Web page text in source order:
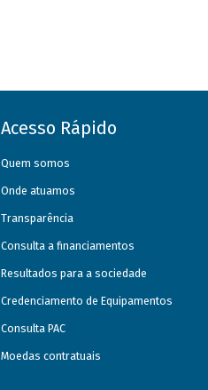
Acesso Rápido
Quem somos
Onde atuamos
Transparência
Consulta a financiamentos
Resultados para a sociedade
Credenciamento de Equipamentos
Consulta PAC
Moedas contratuais